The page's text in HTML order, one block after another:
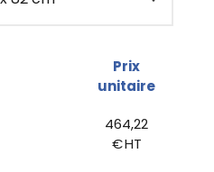
Prix
unitaire
464,22
€ HT